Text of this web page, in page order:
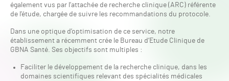
également vus par l’attachée de recherche clinique (ARC) référente
de l’étude, chargée de suivre les recommandations du protocole.
Dans une optique d’optimisation de ce service, notre
établissement a récemment crée le Bureau d’Etude Clinique de
GBNA Santé. Ses objectifs sont multiples :
Faciliter le développement de la recherche clinique, dans les
domaines scientifiques relevant des spécialités médicales